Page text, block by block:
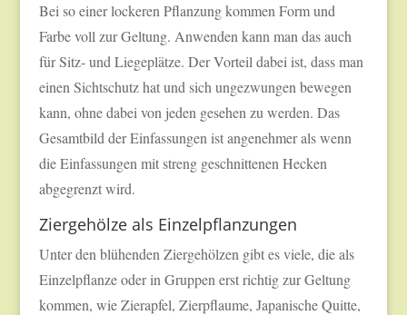
Bei so einer lockeren Pflanzung kommen Form und
Farbe voll zur Geltung. Anwenden kann man das auch
für Sitz- und Liegeplätze. Der Vorteil dabei ist, dass man
einen Sichtschutz hat und sich ungezwungen bewegen
kann, ohne dabei von jeden gesehen zu werden. Das
Gesamtbild der Einfassungen ist angenehmer als wenn
die Einfassungen mit streng geschnittenen Hecken
abgegrenzt wird.
Ziergehölze als Einzelpflanzungen
Unter den blühenden Ziergehölzen gibt es viele, die als
Einzelpflanze oder in Gruppen erst richtig zur Geltung
kommen, wie Zierapfel, Zierpflaume, Japanische Quitte,